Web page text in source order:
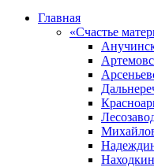
Главная
«Счастье